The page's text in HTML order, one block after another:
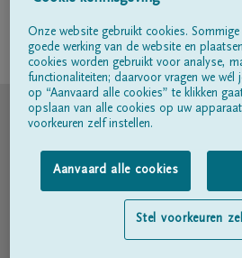
Volg ons op
© DELA
Onze website gebruikt cookies.
goede werking van de website en
cookies worden gebruikt voor analyse,
functionaliteiten; daarvoor vragen we
op “Aanvaard alle cookies” te klikken
opslaan van alle cookies op uw
voorkeuren zelf instellen.
Aanvaard alle cookies
Stel voorkeuren